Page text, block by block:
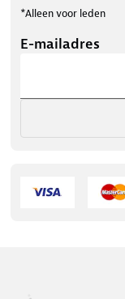
*Alleen voor leden
E-mailadres